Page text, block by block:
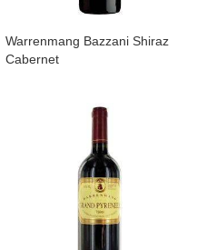
​Warrenmang Bazzani Shiraz
Cabernet